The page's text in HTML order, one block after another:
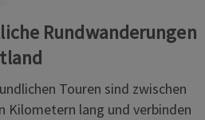
Rundwanderungen
Touren sind zwischen
Kilometern lang und verbinden